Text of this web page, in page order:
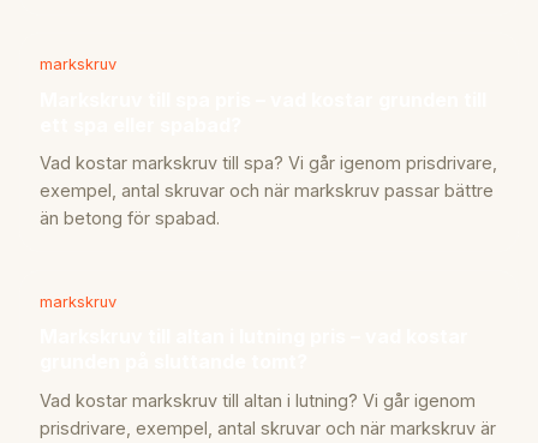
markskruv
Vad kostar markskruv till spa? Vi går igenom prisdrivare,
exempel, antal skruvar och när markskruv passar bättre
än betong för spabad.
markskruv
Vad kostar markskruv till altan i lutning? Vi går igenom
prisdrivare, exempel, antal skruvar och när markskruv är